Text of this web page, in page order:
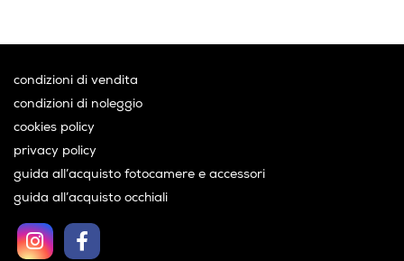
Acquirente verificato
condizioni di vendita
condizioni di noleggio
cookies policy
guida all’acquisto fotocamere e accessori